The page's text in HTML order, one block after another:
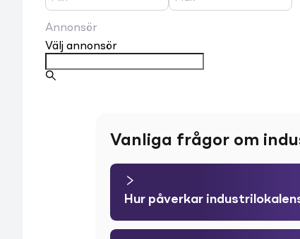
Annonsör
Välj annonsör
Vanliga frågor om
Hur påverkar